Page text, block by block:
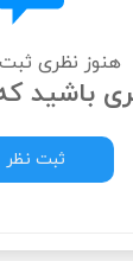
هنوز نظری
باشید
ثبت نظر